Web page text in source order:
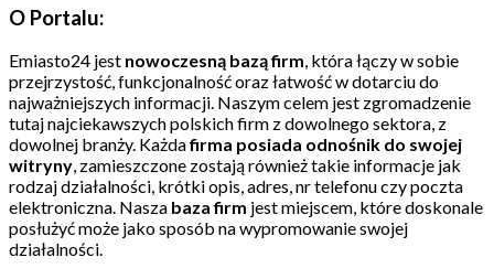
O Portalu:
Emiasto24 jest nowoczesną bazą firm, która łączy w sobie
przejrzystość, funkcjonalność oraz łatwość w dotarciu do
najważniejszych informacji. Naszym celem jest zgromadzenie
tutaj najciekawszych polskich firm z dowolnego sektora, z
dowolnej branży. Każdafirma posiada odnośnik do swojej
witryny, zamieszczone zostają również takie informacje jak
rodzaj działalności, krótki opis, adres, nr telefonu czy poczta
elektroniczna. Nasza baza firm jest miejscem, które doskonale
posłużyć może jako sposób na wypromowanie swojej
działalności.